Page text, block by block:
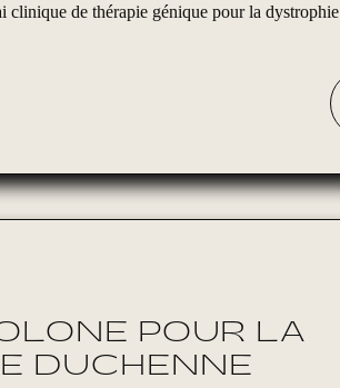
clinique de thérapie génique pour la dystrophie
POUR LA
DUCHENNE